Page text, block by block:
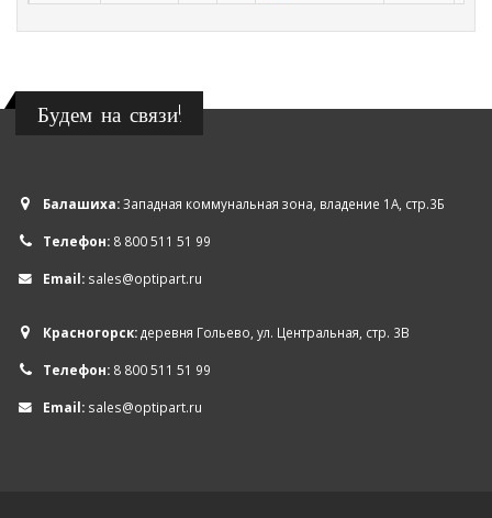
Будем на связи!
Балашиха:Западная коммунальная зона, владение 1А, стр.3Б
Телефон: 8 800 511 51 99
Email: sales@optipart.ru
Красногорск:деревня Гольево, ул. Центральная, стр. 3В
Телефон: 8 800 511 51 99
Email: sales@optipart.ru